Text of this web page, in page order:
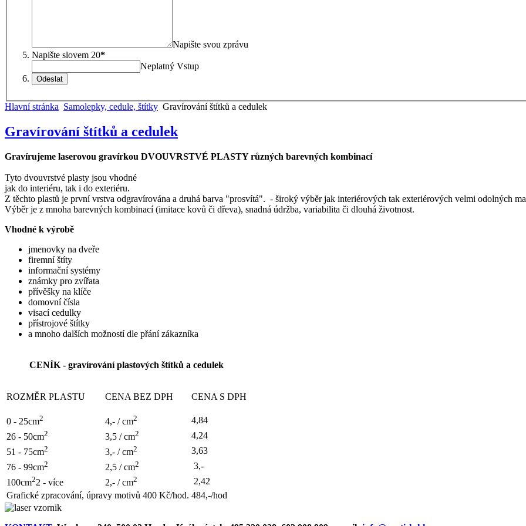
Napište svou zprávu
Napište slovem 20*
Neplatný Vstup
Odeslat
Hlavní stránka Samolepky, cedule, štítky Gravírování štítků a cedulek
Gravírování štítků a cedulek
Gravírujeme laserovou gravírkou DVOUVRSTVÉ PLASTY různých barevných kombinací
Tyto dvouvrstvé plasty jsou vhodné
jak do interiéru, tak i do exteriéru.
Z těchto plastů je první vrstva odgravírována a druhá barva "prosvítá". - široký výběr jak interiérových tak exteriérových velmi odolných
Výběr je z mnoha barevných kombinací (imitace kovů či dřeva), snadná údržba, variabilita či dlouhá životnost.
Vhodné k výrobě
jmenovky na dveře
firemní štíty
informační systémy
známky pro zvířata
přívěšky na klíče
domovní čísla
visací cedulky
přístrojové štítky
a mnoho dalších možností dle přání zákazníka
CENÍK - gravírování plastových štítků a cedulek
ROZMĚR PLASTU CENA BEZ DPH CENA S DPH
0 - 25cm2 4,- / cm2
4,84
26 - 50cm2 3,5 / cm2
4,24
51 - 75cm2 3,- / cm2
3,63
76 - 99cm2 2,5 / cm2
3,-
100cm22 - více 2,- / cm2
2,42
Grafické zpracování, úpravy motivů 400 Kč/hod. 484,-/hod